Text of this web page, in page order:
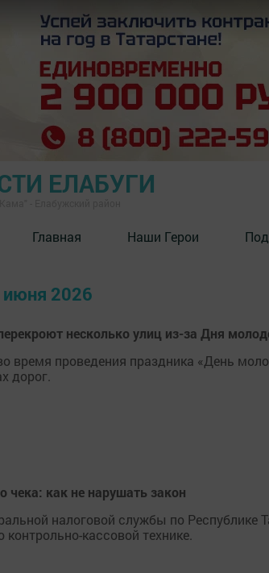
ЕЛАБУГИ
Главная Наши Герои
июня 2026
несколько улиц из-за Дня
время проведения праздника «День
дорог.
чека: как не нарушать закон
налоговой службы по
контрольно-кассовой технике.